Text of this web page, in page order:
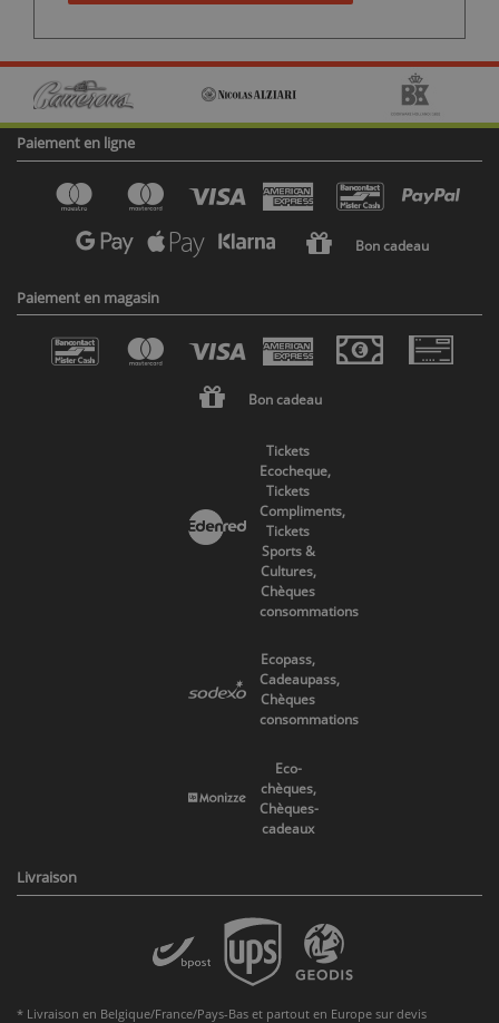
Paiement en ligne
Bon cadeau
Paiement en magasin
Bon cadeau
Tickets
Ecocheque,
Tickets
Compliments,
Tickets
Sports &
Cultures,
Chèques
consommations
Ecopass,
Cadeaupass,
Chèques
consommations
Eco-
chèques,
Chèques-
cadeaux
Livraison
* Livraison en Belgique/France/Pays-Bas et partout en Europe sur devis